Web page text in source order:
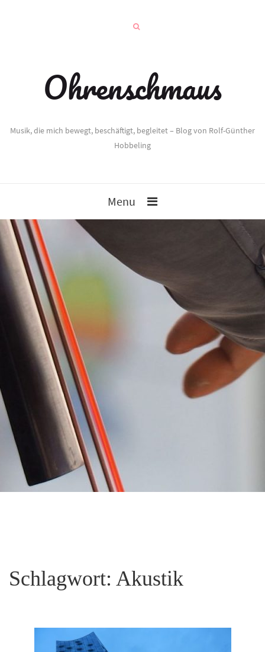
Ohrenschmaus
Musik, die mich bewegt, beschäftigt, begleitet – Blog von Rolf-Günther
Hobbeling
Menu
Schlagwort: Akustik